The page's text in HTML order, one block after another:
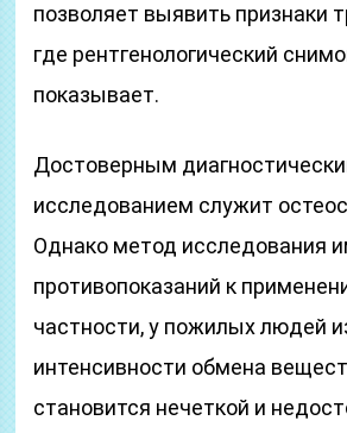
позволяет выявить признаки
где рентгенологический
показывает.
Достоверным
исследованием служит
Однако метод исследования
противопоказаний к
частности, у пожилых людей
интенсивности обмена
становится нечеткой и